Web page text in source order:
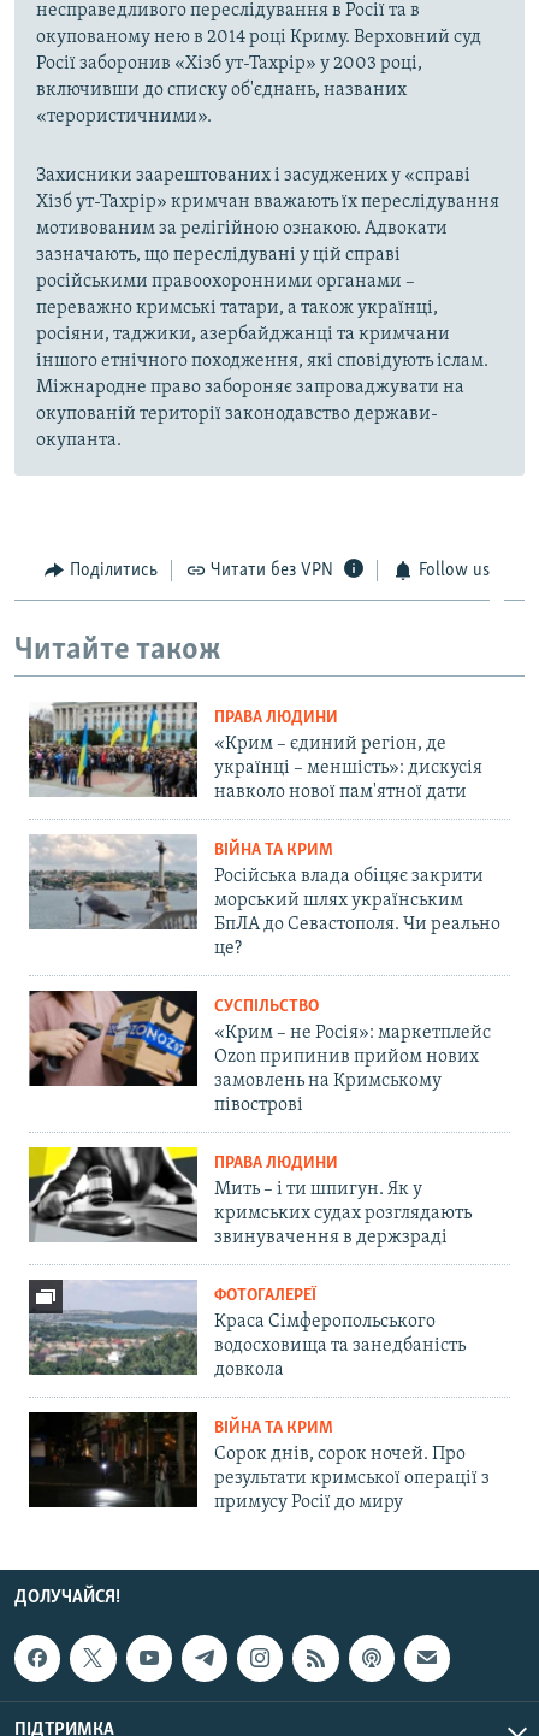
несправедливого переслідування в Росії та в
окупованому нею в 2014 році Криму. Верховний суд
Росії заборонив «Хізб ут-Тахрір» у 2003 році,
включивши до списку об'єднань, названих
«терористичними».
Захисники заарештованих і засуджених у «справі
Хізб ут-Тахрір» кримчан вважають їх переслідування
мотивованим за релігійною ознакою. Адвокати
зазначають, що переслідувані у цій справі
російськими правоохоронними органами –
переважно кримські татари, а також українці,
росіяни, таджики, азербайджанці та кримчани
іншого етнічного походження, які сповідують іслам.
Міжнародне право забороняє запроваджувати на
окупованій території законодавство держави-
окупанта.
Поділитись Читати без VPN Follow us
Читайте також
ПРАВА ЛЮДИНИ
«Крим – єдиний регіон, де
українці – меншість»: дискусія
навколо нової пам'ятної дати
ВІЙНА ТА КРИМ
Російська влада обіцяє закрити
морський шлях українським
БпЛА до Севастополя. Чи реально
це?
СУСПІЛЬСТВО
«Крим – не Росія»: маркетплейс
Ozon припинив прийом нових
замовлень на Кримському
півострові
ПРАВА ЛЮДИНИ
Мить – і ти шпигун. Як у
кримських судах розглядають
звинувачення в держзраді
ФОТОГАЛЕРЕЇ
Краса Сімферопольського
водосховища та занедбаність
довкола
ВІЙНА ТА КРИМ
Сорок днів, сорок ночей. Про
результати кримської операції з
примусу Росії до миру
ДОЛУЧАЙСЯ!
ПІДТРИМКА